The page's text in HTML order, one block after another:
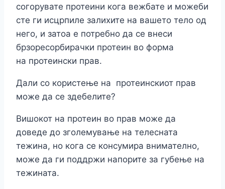
согорувате протеини кога вежбате и можеби
сте ги исцрпиле залихите на вашето тело од
него, и затоа е потребно да се внеси
брзоресорбирачки протеин во форма
на протеински прав.
Дали со користење на протеинскиот прав
може да се здебелите?
Вишокот на протеин во прав може да
доведе до зголемување на телесната
тежина, но кога се консумира внимателно,
може да ги поддржи напорите за губење на
тежината.